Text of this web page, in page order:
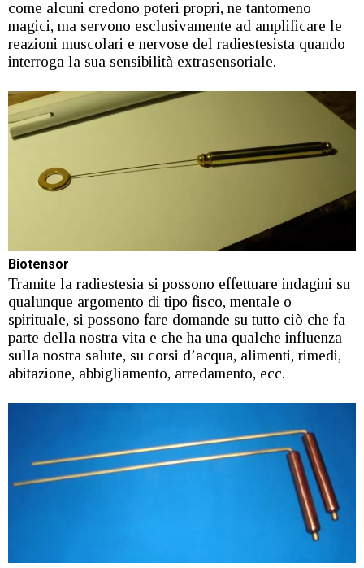
come alcuni credono poteri propri, ne tantomeno
magici, ma servono esclusivamente ad amplificare le
reazioni muscolari e nervose del radiestesista quando
interroga la sua sensibilità extrasensoriale.
Biotensor
Tramite la radiestesia si possono effettuare indagini su
qualunque argomento di tipo fisco, mentale o
spirituale, si possono fare domande su tutto ciò che fa
parte della nostra vita e che ha una qualche influenza
sulla nostra salute, su corsi d’acqua, alimenti, rimedi,
abitazione, abbigliamento, arredamento, ecc.